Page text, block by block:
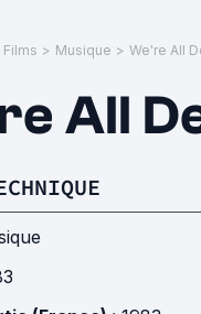
Films > Musique > We're All
All